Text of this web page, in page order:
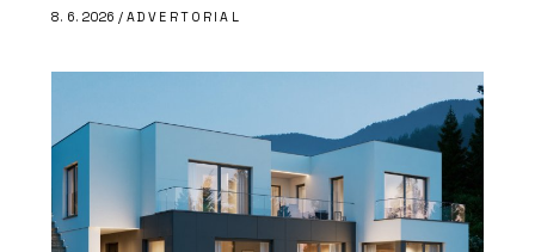
8. 6. 2026 / ADVERTORIAL